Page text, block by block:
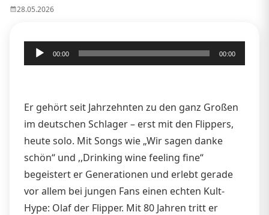
28.05.2026
Audio-
Player
00:00 00:00
Er gehört seit Jahrzehnten zu den ganz Großen
im deutschen Schlager – erst mit den Flippers,
heute solo. Mit Songs wie „Wir sagen danke
schön“ und ,,Drinking wine feeling fine“
begeistert er Generationen und erlebt gerade
vor allem bei jungen Fans einen echten Kult-
Hype: Olaf der Flipper. Mit 80 Jahren tritt er